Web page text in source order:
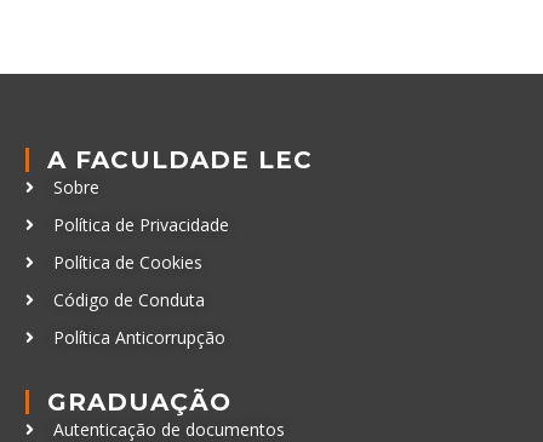
A FACULDADE LEC
Sobre
Política de Privacidade
Política de Cookies
Código de Conduta
Política Anticorrupção
GRADUAÇÃO
Autenticação de documentos